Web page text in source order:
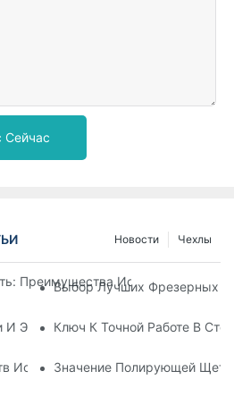
Сейчас
Чехлы
Новости
Преимущества Использования
Выбор Лучших Фрезерных
И Эффективности С Помощью
Ключ К Точной Работе В
Использования
Значение Полирующей